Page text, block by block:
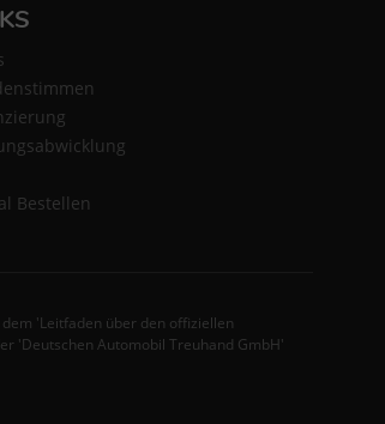
Bestellen
'Leitfaden über den offiziellen
'Deutschen Automobil Treuhand GmbH'